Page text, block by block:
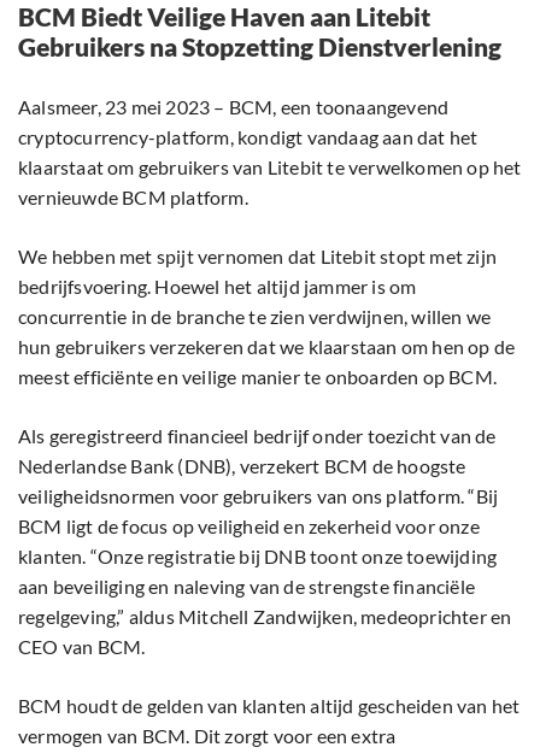
BCM Biedt Veilige Haven aan Litebit
Gebruikers na Stopzetting Dienstverlening
Aalsmeer, 23 mei 2023 – BCM, een toonaangevend
cryptocurrency-platform, kondigt vandaag aan dat het
klaarstaat om gebruikers van Litebit te verwelkomen op het
vernieuwde BCM platform.
We hebben met spijt vernomen dat Litebit stopt met zijn
bedrijfsvoering. Hoewel het altijd jammer is om
concurrentie in de branche te zien verdwijnen, willen we
hun gebruikers verzekeren dat we klaarstaan om hen op de
meest efficiënte en veilige manier te onboarden op BCM.
Als geregistreerd financieel bedrijf onder toezicht van de
Nederlandse Bank (DNB), verzekert BCM de hoogste
veiligheidsnormen voor gebruikers van ons platform. “Bij
BCM ligt de focus op veiligheid en zekerheid voor onze
klanten. “Onze registratie bij DNB toont onze toewijding
aan beveiliging en naleving van de strengste financiële
regelgeving,” aldus Mitchell Zandwijken, medeoprichter en
CEO van BCM.
BCM houdt de gelden van klanten altijd gescheiden van het
vermogen van BCM. Dit zorgt voor een extra